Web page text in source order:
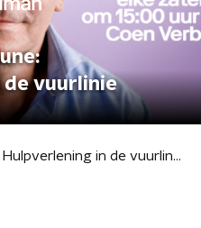
de vuurlinie
De Publieke Tribune: Hulpverlening in de vuurlinie